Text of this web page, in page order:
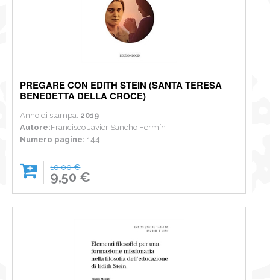
PREGARE CON EDITH STEIN (SANTA TERESA
BENEDETTA DELLA CROCE)
Anno di stampa: 2019
Autore:Francisco Javier Sancho Fermín
Numero pagine: 144
10,00 €
9,50 €